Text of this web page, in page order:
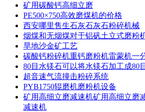
矿用碳酸钙高细立磨
PE500×750高效磨煤机的价格
西安哪里售生石灰石灰石粉碎机械
烟煤和无烟煤对于铝矾土立式磨粉
旱地沙金矿工艺
碳酸钙粉碎机重钙磨粉机雷蒙机一
80目水镁石可以将水镁石加工成80
超音速气流撞击粉碎系统
PYB1750辊磨机磨粉机设备
矿用高细立磨减速机矿用高细立磨
减速机